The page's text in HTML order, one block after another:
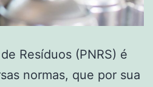
Resíduos (PNRS) é
normas, que por sua